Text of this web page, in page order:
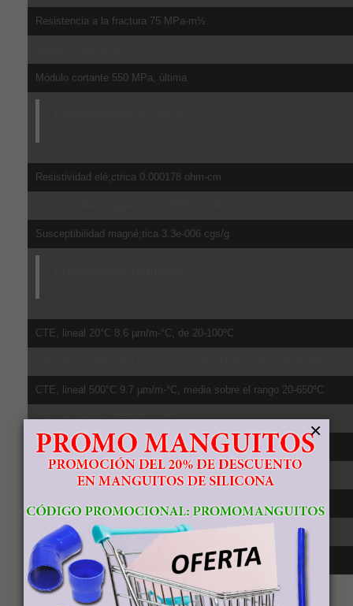
Resistencia a la fractura 75 MPa-m½
Módulo cortante 550 MPa, última
Resistividad elé;ctrica 0.000178 ohm-cm
Susceptibilidad magné;tica 3.3e-006 cgs/g
CTE, lineal 20°C 8.6 µm/m-°C, de 20-100ºC
CTE, lineal 500°C 9.7 µm/m-°C, media sobre el rango 20-650ºC
Calor específico 0.5263 J/g-°C
Conductividad té;rmica 6.7 W/m-K
Punto de fusión 1604 - 1660 °C
Sólido 1604 °C
Líquido 1660 °C
Transición beta 980 °C
Comparativaresistencia, densidad, relación resistencia-
densidad y punto de fusión del material Titanio Grado 5 frente al
×